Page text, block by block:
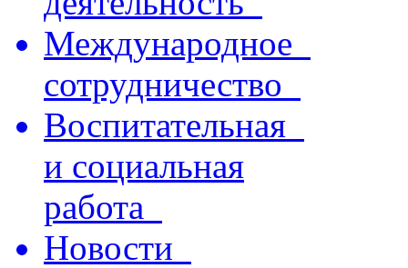
Международное
сотрудничество
Воспитательная
и социальная
работа
Новости